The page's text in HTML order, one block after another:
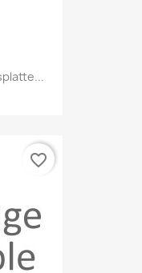
favorite_border